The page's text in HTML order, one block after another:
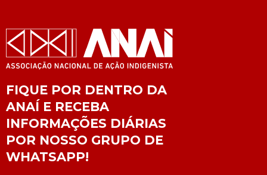
FIQUE POR DENTRO DA
ANAÍ E RECEBA
INFORMAÇÕES DIÁRIAS
POR NOSSO GRUPO DE
WHATSAPP!